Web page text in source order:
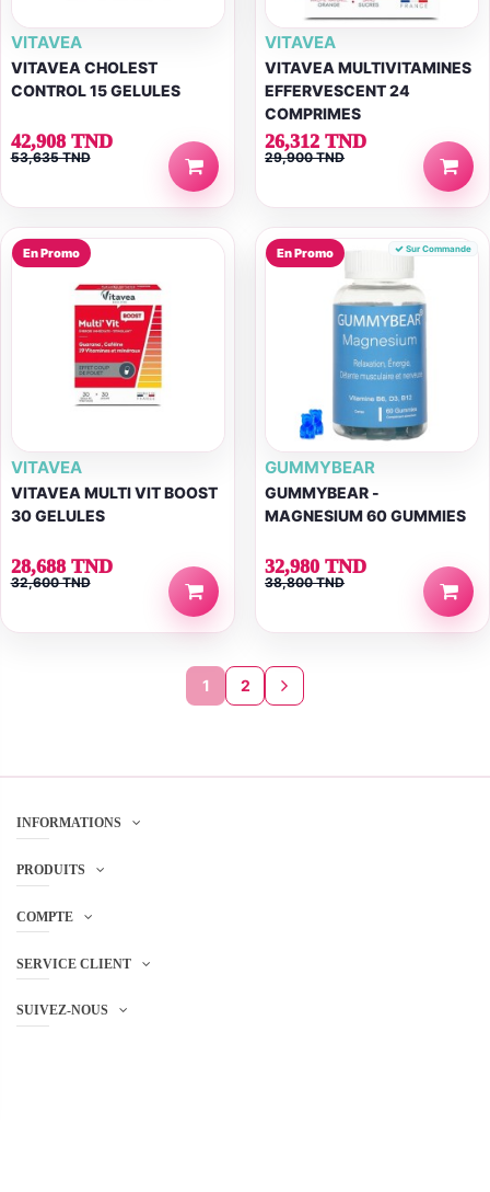
VITAVEA
VITAVEA CHOLEST
CONTROL 15 GELULES
42,908 TND
53,635 TND
VITAVEA
VITAVEA MULTIVITAMINES
EFFERVESCENT 24
COMPRIMES
26,312 TND
29,900 TND
En Promo
VITAVEA
VITAVEA MULTI VIT BOOST
30 GELULES
28,688 TND
32,600 TND
En Promo Sur Commande
GUMMYBEAR
GUMMYBEAR -
MAGNESIUM 60 GUMMIES
32,980 TND
38,800 TND
1 2
INFORMATIONS
PRODUITS
COMPTE
SERVICE CLIENT
SUIVEZ-NOUS